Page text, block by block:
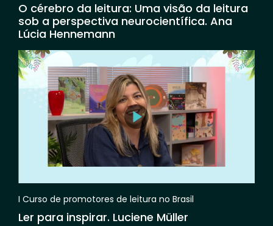
O cérebro da leitura: Uma visão da leitura
sob a perspectiva neurocientífica. Ana
Lúcia Hennemann
I Curso de promotores de leitura no Brasil
Ler para inspirar. Luciene Müller